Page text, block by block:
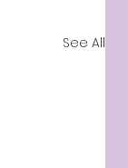
See All